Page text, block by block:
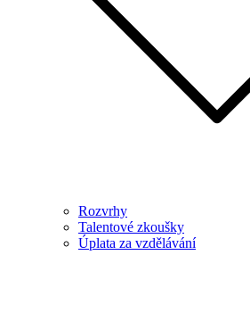
Rozvrhy
Talentové zkoušky
Úplata za vzdělávání